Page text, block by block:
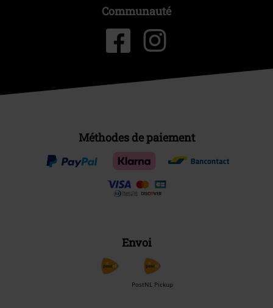
Communauté
Méthodes de paiement
Envoi
PostNL Pickup